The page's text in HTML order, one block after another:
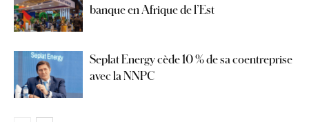
banque en Afrique de l’Est
Seplat Energy cède 10 % de sa coentreprise
avec la NNPC